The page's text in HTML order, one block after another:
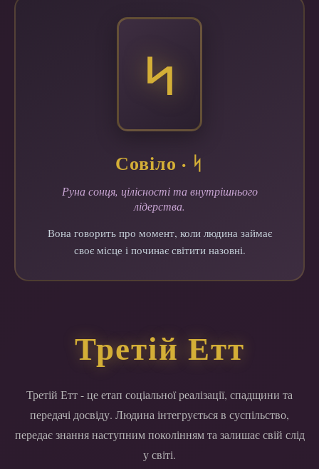
ᛋ
Совіло · ᛋ
Руна сонця, цілісності та внутрішнього
лідерства.
Вона говорить про момент, коли людина займає
своє місце і починає світити назовні.
Третій Етт
Третій Етт - це етап соціальної реалізації, спадщини та
передачі досвіду. Людина інтегрується в суспільство,
передає знання наступним поколінням та залишає свій слід
у світі.